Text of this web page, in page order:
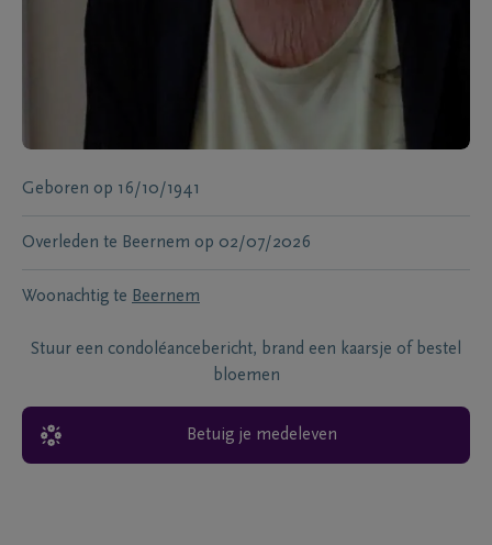
Geboren op 16/10/1941
Overleden te Beernem op 02/07/2026
Woonachtig te Beernem
Stuur een condoléancebericht, brand een kaarsje of bestel
bloemen
Betuig je medeleven